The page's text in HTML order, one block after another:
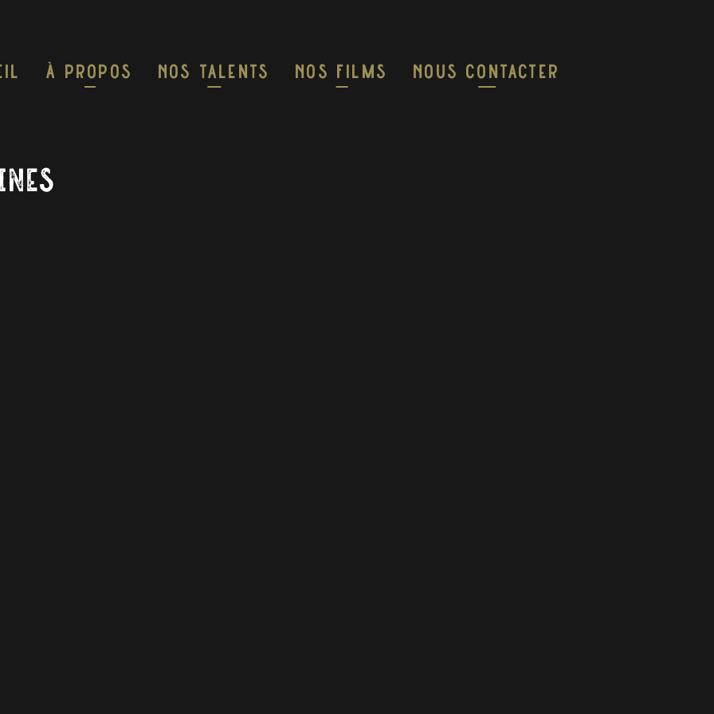
À Propos Nos Talents Nos Films Nous Contacter